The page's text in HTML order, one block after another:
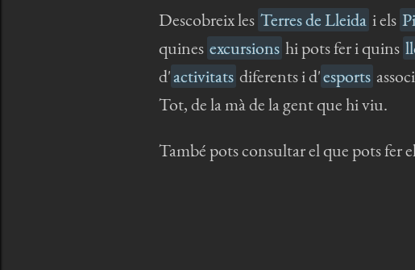
Descobreix les Terres de Lleida i els
quines excursions hi pots fer i quins
d'activitats diferents i d'esports
Tot, de la mà de la gent que hi viu.
També pots consultar el que pots fer